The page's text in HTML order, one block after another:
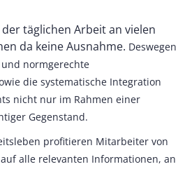
täglichen Arbeit an vielen
da keine Ausnahme. Deswegen
normgerechte
die systematische Integration
nicht nur im Rahmen einer
Gegenstand.
profitieren Mitarbeiter von
alle relevanten Informationen, an